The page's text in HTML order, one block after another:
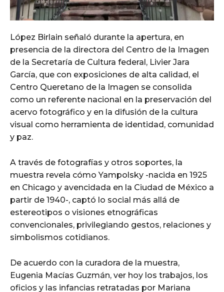
López Birlain señaló durante la apertura, en
presencia de la directora del Centro de la Imagen
de la Secretaría de Cultura federal, Livier Jara
García, que con exposiciones de alta calidad, el
Centro Queretano de la Imagen se consolida
como un referente nacional en la preservación del
acervo fotográfico y en la difusión de la cultura
visual como herramienta de identidad, comunidad
y paz.
A través de fotografías y otros soportes, la
muestra revela cómo Yampolsky -nacida en 1925
en Chicago y avencidada en la Ciudad de México a
partir de 1940-, captó lo social más allá de
estereotipos o visiones etnográficas
convencionales, privilegiando gestos, relaciones y
simbolismos cotidianos.
De acuerdo con la curadora de la muestra,
Eugenia Macías Guzmán, ver hoy los trabajos, los
oficios y las infancias retratadas por Mariana